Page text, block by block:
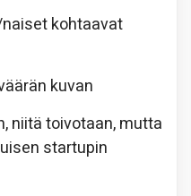
kohtaavat
kuvan
niitä toivotaan, mutta
startupin